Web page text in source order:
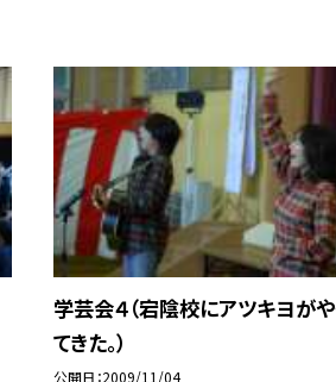
学芸会４（宕陰校にアツキヨが
てきた。）
公開日 2009/11/04